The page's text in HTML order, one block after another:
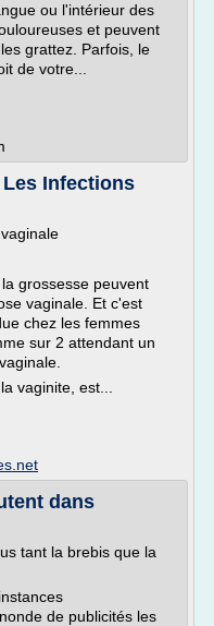
ou l'intérieur des
et peuvent
grattez. Parfois, le
de votre...
Infections
grossesse peuvent
vaginale. Et c'est
chez les femmes
sur 2 attendant un
vaginite, est...
dans
tant la brebis que la
de publicités les